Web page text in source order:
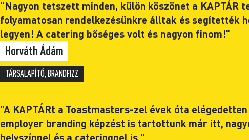
"Nagyon tetszett minden, külön köszönet a KAPTÁR
folyamatosan rendelkezésünkre álltak és segítették
legyen! A catering bőséges volt és nagyon finom!"
Horváth Ádám
TÁRSALAPÍTÓ, BRANDFIZZ
"A KAPTÁRt a Toastmasters-zel évek óta
employer branding képzést is tartottunk már itt,
helyszínnel és a cateringgel is."